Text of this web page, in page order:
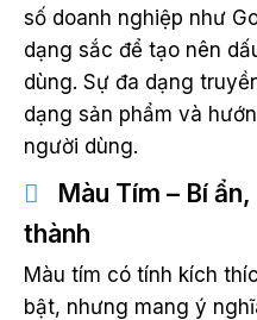
số doanh nghiệp như
dạng sắc để tạo nên
dùng. Sự đa dạng
dạng sản phẩm và
người dùng.
Màu Tím – Bí
thành
Màu tím có tính kích
bật, nhưng mang ý